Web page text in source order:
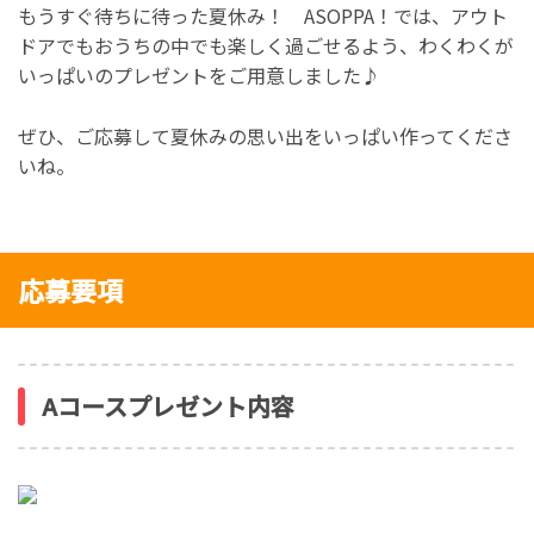
もうすぐ待ちに待った夏休み！ ASOPPA！では、アウト
ドアでもおうちの中でも楽しく過ごせるよう、わくわくが
いっぱいのプレゼントをご用意しました♪
ぜひ、ご応募して夏休みの思い出をいっぱい作ってくださ
いね。
応募要項
Aコースプレゼント内容